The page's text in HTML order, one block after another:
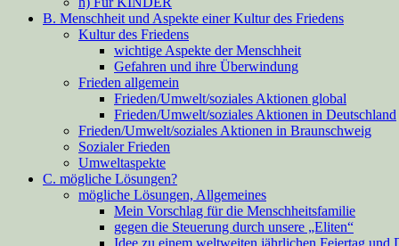
B. Menschheit und Aspekte einer Kultur des Friedens
Kultur des Friedens
wichtige Aspekte der Menschheit
Gefahren und ihre Überwindung
Frieden allgemein
Frieden/Umwelt/soziales Aktionen global
Frieden/Umwelt/soziales Aktionen in Deutschland
Frieden/Umwelt/soziales Aktionen in Braunschweig
Sozialer Frieden
Umweltaspekte
C. mögliche Lösungen?
mögliche Lösungen, Allgemeines
Mein Vorschlag für die Menschheitsfamilie
gegen die Steuerung durch unsere „Eliten“
Idee zu einem weltweiten jährlichen Feiertag und